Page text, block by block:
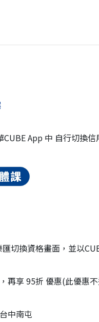
App 中 自行切換
切換資格畫面，並以
再享 95折 優惠(此優惠
中南屯